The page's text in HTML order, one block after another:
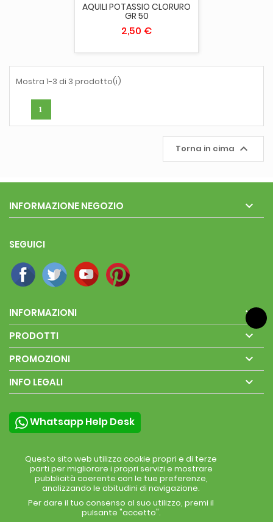
AQUILI POTASSIO CLORURO
GR 50
2,50 €
Mostra 1-3 di 3 prodotto(i)
1
Torna in cima 
INFORMAZIONE NEGOZIO 
SEGUICI
INFORMAZIONI 
PRODOTTI 
PROMOZIONI 
INFO LEGALI 
Whatsapp Help Desk
Questo sito web utilizza cookie propri e di terze
parti per migliorare i propri servizi e mostrare
pubblicità coerente con le tue preferenze,
analizzando le abitudini di navigazione.
Per dare il tuo consenso al suo utilizzo, premi il
pulsante "accetto".